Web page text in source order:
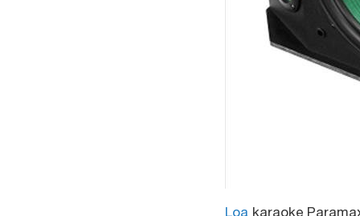
Loa karaoke